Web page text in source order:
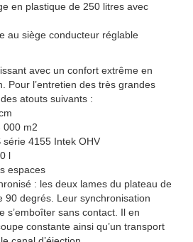
en plastique de 250 litres avec
au siège conducteur réglable
avec un confort extrême en
Pour l’entretien des très grandes
atouts suivants :
000 m2
série 4155 Intek OHV
l
espaces
: les deux lames du plateau de
90 degrés. Leur synchronisation
s’emboîter sans contact. Il en
constante ainsi qu’un transport